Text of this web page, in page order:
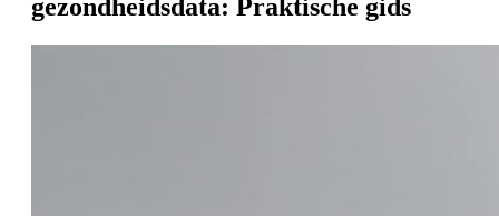
gezondheidsdata: Praktische gids